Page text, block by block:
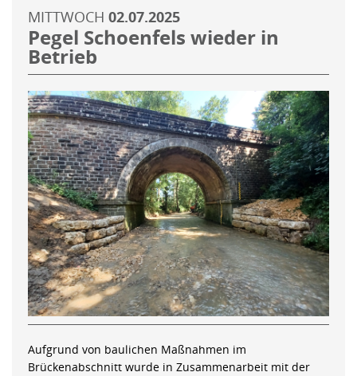
MITTWOCH 02.07.2025
Pegel Schoenfels wieder in
Betrieb
Aufgrund von baulichen Maßnahmen im
Brückenabschnitt wurde in Zusammenarbeit mit der